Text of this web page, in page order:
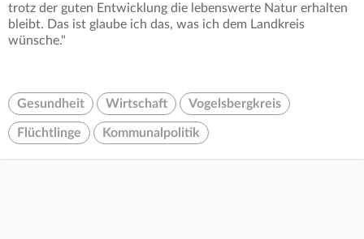
trotz der guten Entwicklung die lebenswerte Natur erhalten
bleibt. Das ist glaube ich das, was ich dem Landkreis
wünsche."
Gesundheit Wirtschaft Vogelsbergkreis
Flüchtlinge Kommunalpolitik